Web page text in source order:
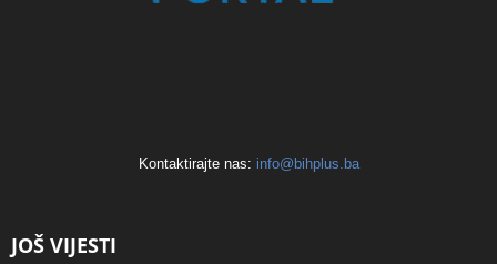
Kontaktirajte nas: info@bihplus.ba
JOŠ VIJESTI